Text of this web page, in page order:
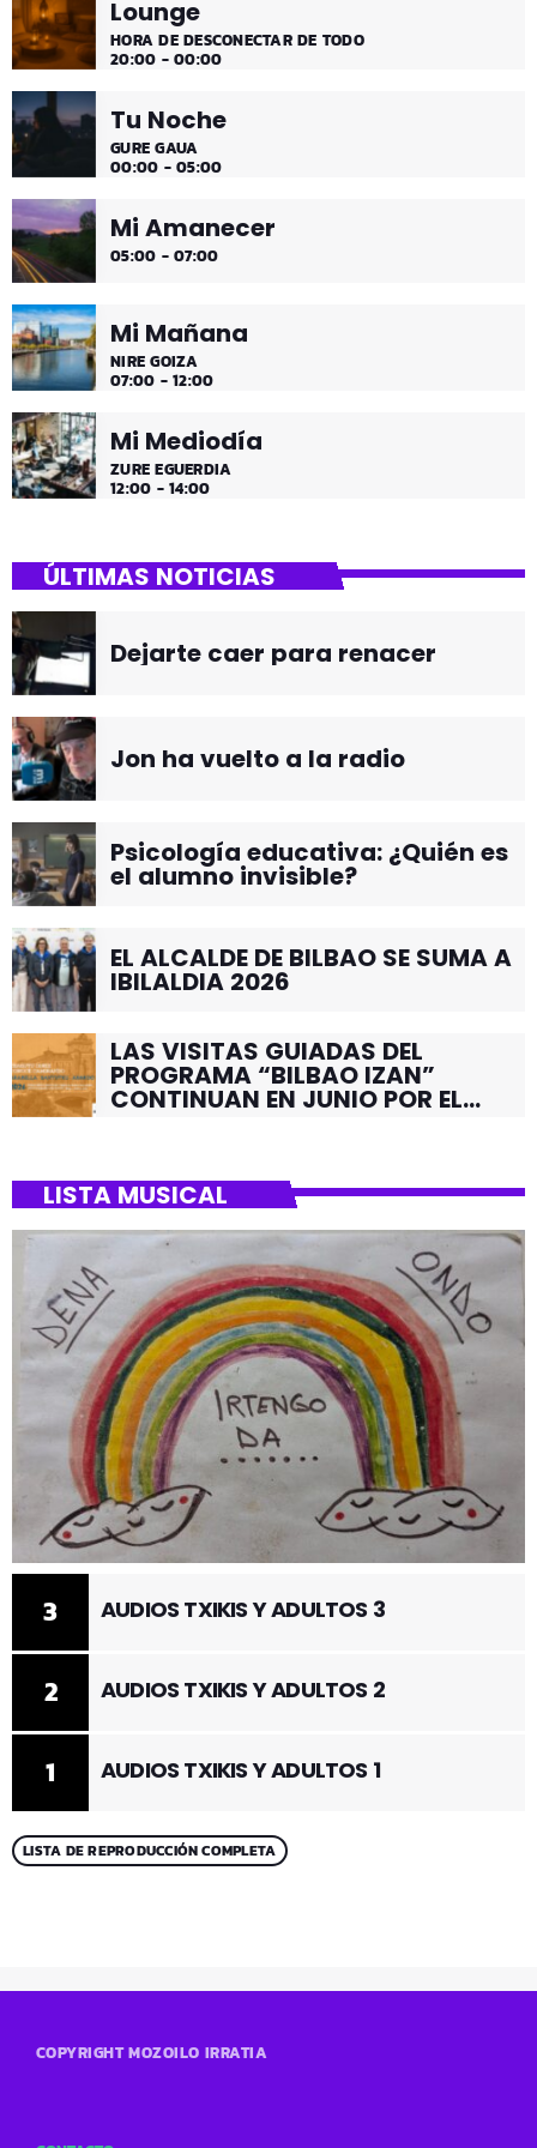
¡Toda la música!
Lounge
HORA DE DESCONECTAR DE TODO
20:00 - 00:00
Tu Noche
GURE GAUA
00:00 - 05:00
Mi Amanecer
05:00 - 07:00
Mi Mañana
NIRE GOIZA
07:00 - 12:00
Mi Mediodía
ZURE EGUERDIA
12:00 - 14:00
ÚLTIMAS NOTICIAS
Dejarte caer para renacer
Jon ha vuelto a la radio
Psicología educativa: ¿Quién es
el alumno invisible?
EL ALCALDE DE BILBAO SE SUMA A
IBILALDIA 2026
LAS VISITAS GUIADAS DEL
PROGRAMA “BILBAO IZAN”
CONTINUAN EN JUNIO POR EL
LISTA MUSICAL
1 AUDIOS TXIKIS Y ADULTOS 1
2 AUDIOS TXIKIS Y ADULTOS 2
3 AUDIOS TXIKIS Y ADULTOS 3
LISTA DE REPRODUCCIÓN COMPLETA
COPYRIGHT MOZOILO IRRATIA